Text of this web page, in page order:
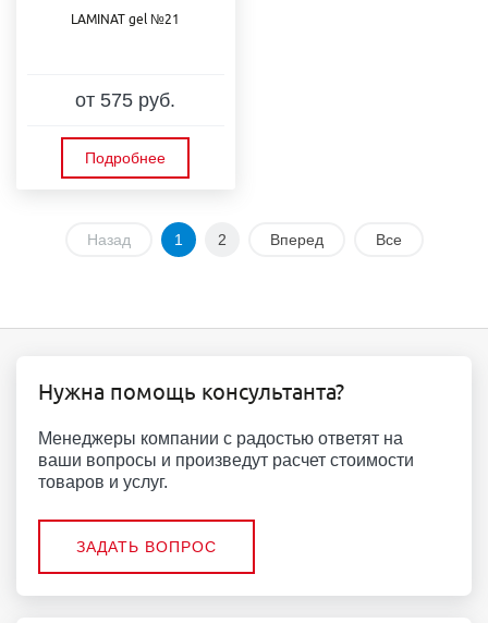
LAMINAT gel №21
от 575 руб.
Подробнее
Назад 1 2 Вперед Все
Нужна помощь консультанта?
Менеджеры компании с радостью ответят на
ваши вопросы и произведут расчет стоимости
товаров и услуг.
ЗАДАТЬ ВОПРОС